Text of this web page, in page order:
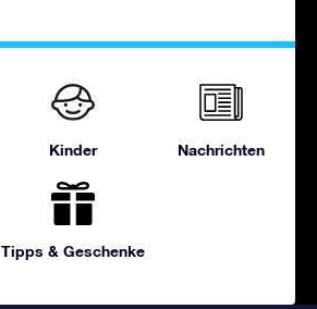
Kinder Nachrichten
Tipps & Geschenke